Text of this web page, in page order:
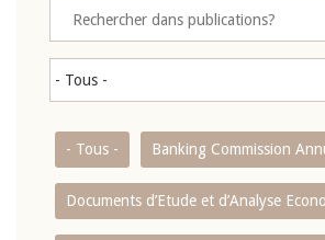
- Tous - Banking Commission
Documents d’Etude et d’Analyse